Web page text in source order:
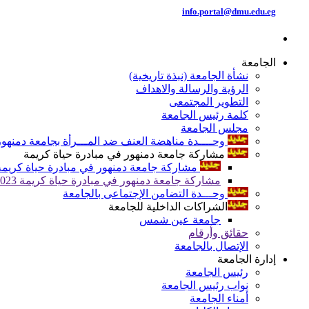
info.portal@dmu.edu.eg
الجامعة
نشأة الجامعة (نبذة تاريخية)
الرؤية والرسالة والاهداف
التطوير المجتمعى
كلمة رئيس الجامعة
مجلس الجامعة
وحــــدة مناهضة العنف ضد المـــرأة بجامعة
مشاركة جامعة دمنهور في مبادرة حياة كريمة
مشاركة جامعة دمنهور في مبادرة حياة كريمة
مشاركة جامعة دمنهور في مبادرة حياة كريمة 2023
وحـــدة التضامن الإجتماعى بالجامعة
الشراكات الداخلية للجامعة
جامعة عين شمس
حقائق وأرقام
الإتصال بالجامعة
إدارة الجامعة
رئيس الجامعة
نواب رئيس الجامعة
أمناء الجامعة